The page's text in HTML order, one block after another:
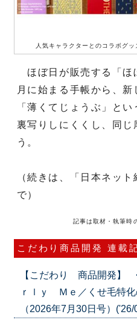
人気キャラクターとのコラボグ
ほぼ日が販売する「ほ
月に始まる手帳から、新
「薄くてじょうぶ」と
裏写りしにくくし、同じ
う。
（続きは、「日本ネッ
で）
記事は取材・執筆時
こだわり商品開発 連載
【こだわり 商品開発
ｒｌｙ Ｍｅ／くせ毛特
（2026年7月30日号）('26/